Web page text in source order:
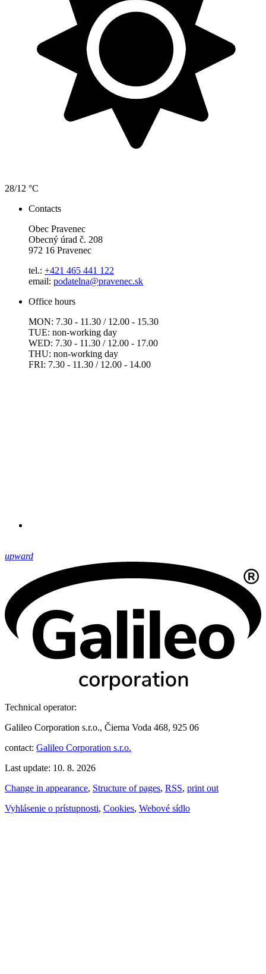
28/12 °C
Contacts
Obec Pravenec
Obecný úrad č. 208
972 16 Pravenec
tel.: +421 465 441 122
email: podatelna@pravenec.sk
Office hours
MON: 7.30 - 11.30 / 12.00 - 15.30
TUE: non-working day
WED: 7.30 - 11.30 / 12.00 - 17.00
THU: non-working day
FRI: 7.30 - 11.30 / 12.00 - 14.00
upward
Technical operator:
Galileo Corporation s.r.o., Čierna Voda 468, 925 06
contact: Galileo Corporation s.r.o.
Last update: 10. 8. 2026
Change in appearance, Structure of pages, RSS, print out
Vyhlásenie o prístupnosti, Cookies, Webové sídlo